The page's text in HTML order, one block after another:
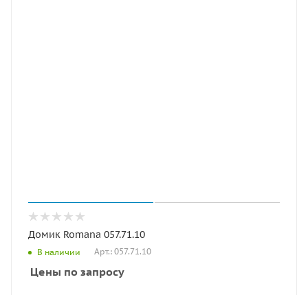
Домик Romana 057.71.10
В наличии Арт.: 057.71.10
Цены по запросу